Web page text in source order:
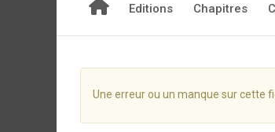
Editions Chapitres
Une erreur ou un manque sur cette